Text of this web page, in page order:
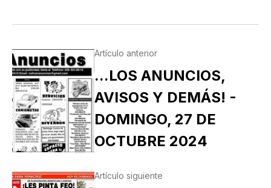
Artículo anterior
...LOS ANUNCIOS,
AVISOS Y DEMÁS! -
DOMINGO, 27 DE
OCTUBRE 2024
Artículo siguiente